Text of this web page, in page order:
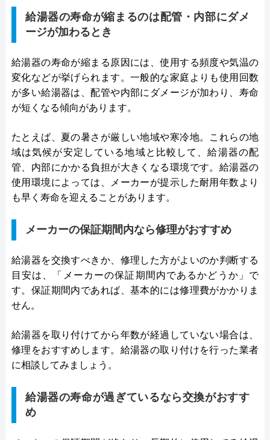
給湯器の寿命が縮まるのは配管・内部にダメ
ージが加わるとき
給湯器の寿命が縮まる原因には、使用する頻度や気温の
変化などが挙げられます。一般的な家庭よりも使用回数
が多い給湯器は、配管や内部にダメージが加わり、寿命
が短くなる傾向があります。
たとえば、夏の暑さが厳しい地域や寒冷地。これらの地
域は気候が安定している地域と比較して、給湯器の配
管、内部にかかる負担が大きくなる環境です。給湯器の
使用環境によっては、メーカーが提示した耐用年数より
も早く寿命を迎えることがあります。
メーカーの保証期間内なら修理がおすすめ
給湯器を交換すべきか、修理した方がよいのか判断する
目安は、「メーカーの保証期間内であるかどうか」で
す。保証期間内であれば、基本的には修理費がかかりま
せん。
給湯器を取り付けてから年数が経過していない場合は、
修理をおすすめします。給湯器の取り付けを行った業者
に相談してみましょう。
給湯器の寿命が過ぎているなら交換がおすす
め